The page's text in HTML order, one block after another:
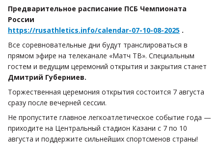
Предварительное расписание ПСБ Чемпионата
России
https://rusathletics.info/calendar-07-10-08-2025 .
Все соревновательные дни будут транслироваться в
прямом эфире на телеканале «Матч ТВ». Специальным
гостем и ведущим церемоний открытия и закрытия станет
Дмитрий Губерниев.
Торжественная церемония открытия состоится 7 августа
сразу после вечерней сессии.
Не пропустите главное легкоатлетическое событие года —
приходите на Центральный стадион Казани с 7 по 10
августа и поддержите сильнейших спортсменов страны!